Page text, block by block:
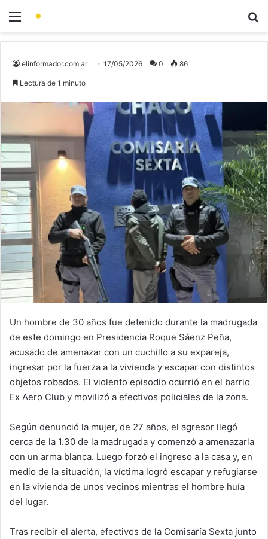
elinformador.com.ar 17/05/2026 0 86
Lectura de 1 minuto
Un hombre de 30 años fue detenido durante la madrugada
de este domingo en Presidencia Roque Sáenz Peña,
acusado de amenazar con un cuchillo a su expareja,
ingresar por la fuerza a la vivienda y escapar con distintos
objetos robados. El violento episodio ocurrió en el barrio
Ex Aero Club y movilizó a efectivos policiales de la zona.
Según denunció la mujer, de 27 años, el agresor llegó
cerca de la 1.30 de la madrugada y comenzó a amenazarla
con un arma blanca. Luego forzó el ingreso a la casa y, en
medio de la situación, la víctima logró escapar y refugiarse
en la vivienda de unos vecinos mientras el hombre huía
del lugar.
Tras recibir el alerta, efectivos de la Comisaría Sexta junto